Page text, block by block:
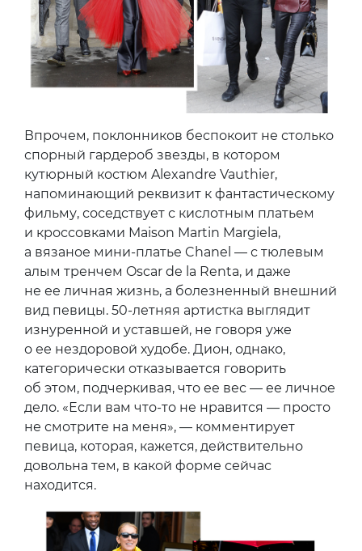
Впрочем, поклонников беспокоит не столько
спорный гардероб звезды, в котором
кутюрный костюм Alexandre Vauthier,
напоминающий реквизит к фантастическому
фильму, соседствует с кислотным платьем
и кроссовками Maison Martin Margiela,
а вязаное мини-платье Chanel — с тюлевым
алым тренчем Oscar de la Renta, и даже
не ее личная жизнь, а болезненный внешний
вид певицы. 50-летняя артистка выглядит
изнуренной и уставшей, не говоря уже
о ее нездоровой худобе. Дион, однако,
категорически отказывается говорить
об этом, подчеркивая, что ее вес — ее личное
дело. «Если вам что-то не нравится — просто
не смотрите на меня», — комментирует
певица, которая, кажется, действительно
довольна тем, в какой форме сейчас
находится.